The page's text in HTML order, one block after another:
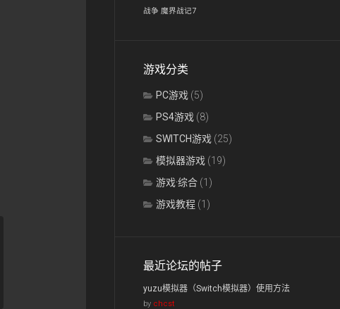
战争 魔界战记7
游戏分类
PC游戏 (5)
PS4游戏 (8)
SWITCH游戏 (25)
模拟器游戏 (19)
游戏·综合 (1)
游戏教程 (1)
最近论坛的帖子
yuzu模拟器（Switch模拟器）使用方法
by chcst